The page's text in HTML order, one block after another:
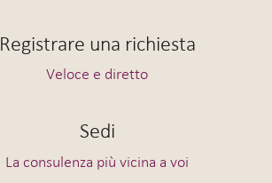
Registrare una richiesta
Veloce e diretto
Sedi
La consulenza più vicina a voi